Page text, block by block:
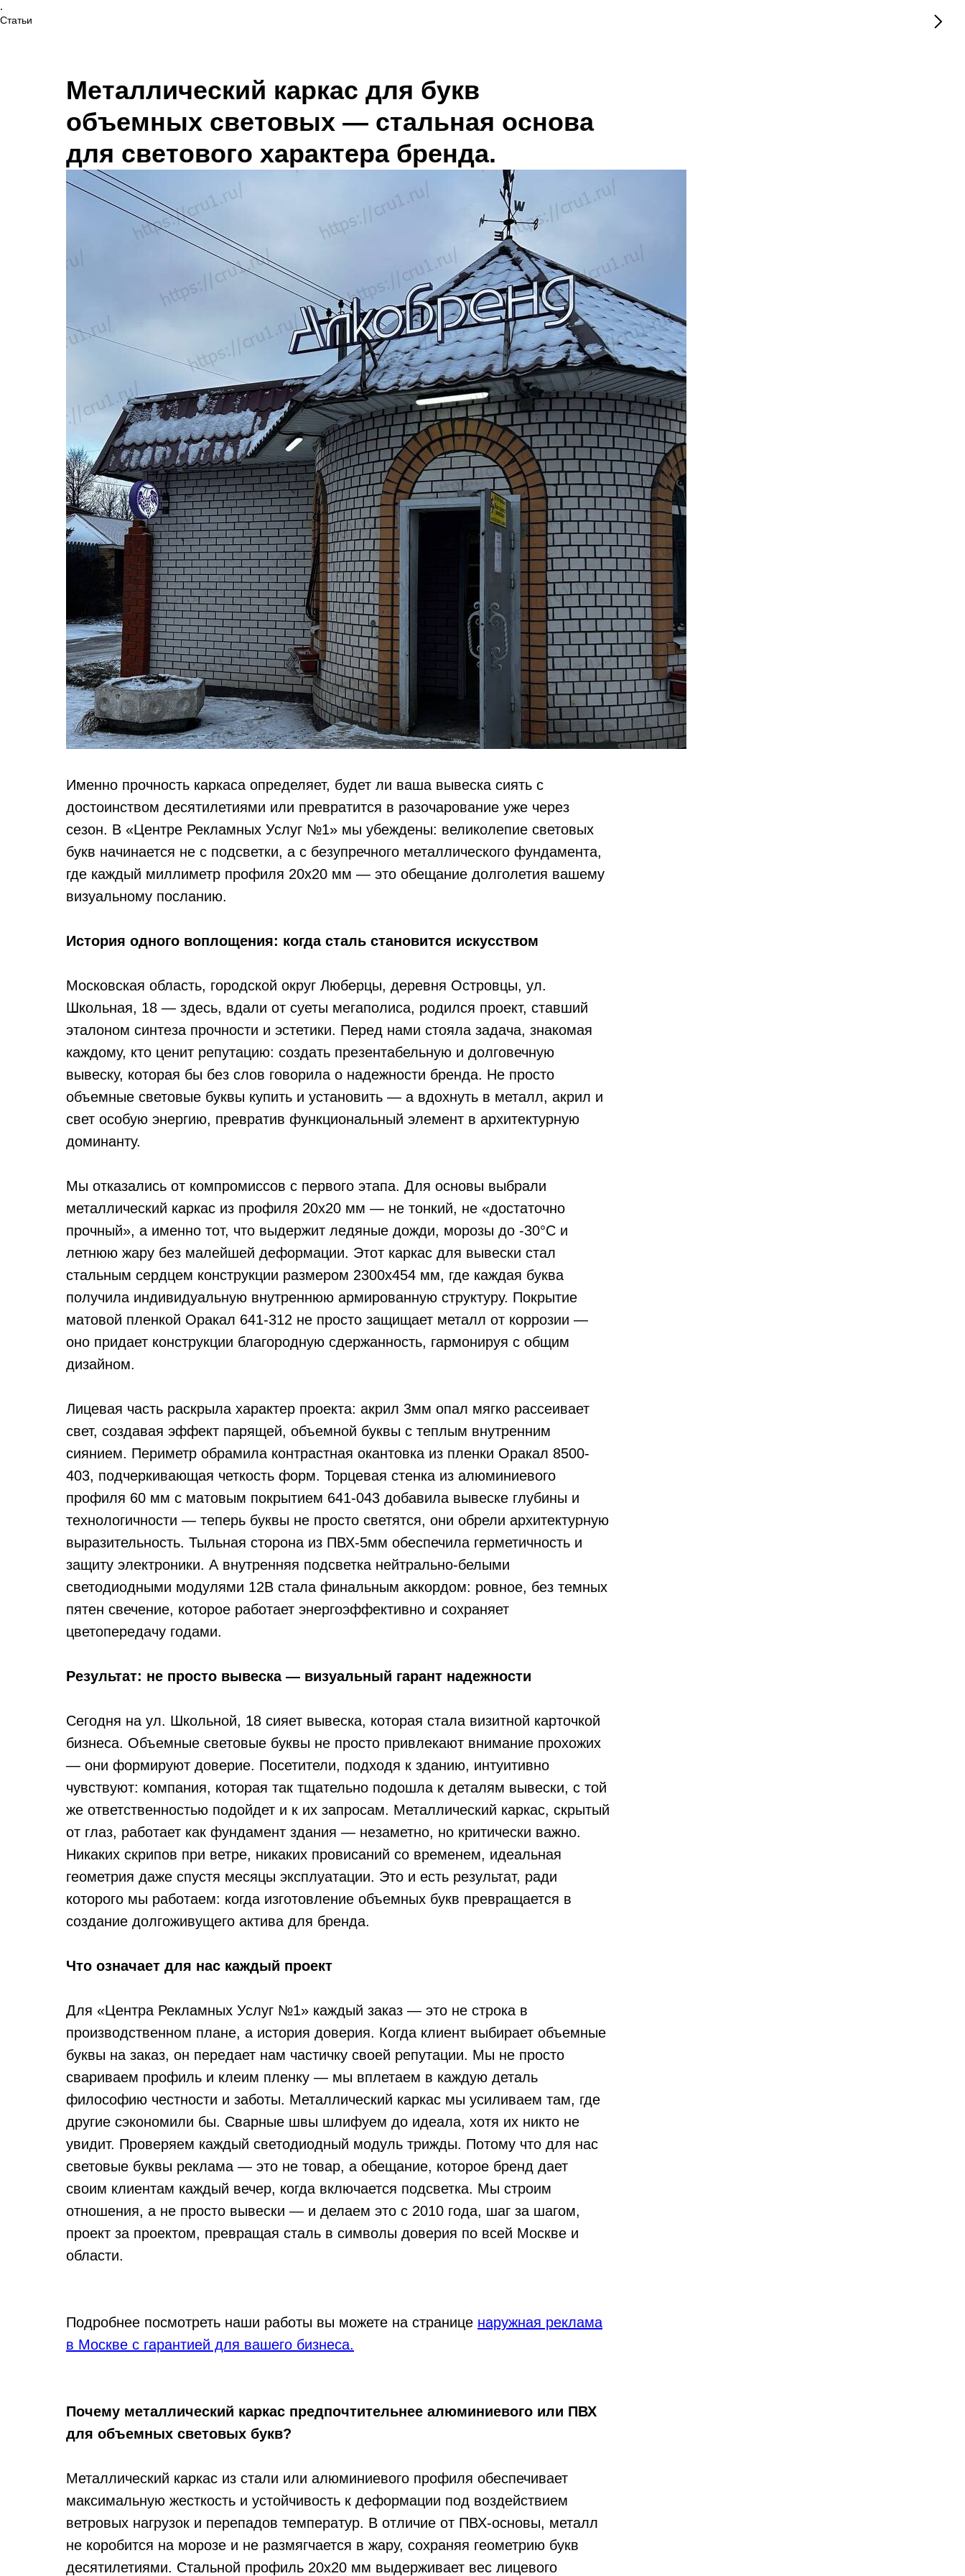
.
Статьи
Металлический каркас для букв
объемных световых — стальная основа
для светового характера бренда.
Именно прочность каркаса определяет, будет ли ваша вывеска сиять с
достоинством десятилетиями или превратится в разочарование уже через
сезон. В «Центре Рекламных Услуг №1» мы убеждены: великолепие световых
букв начинается не с подсветки, а с безупречного металлического фундамента,
где каждый миллиметр профиля 20х20 мм — это обещание долголетия вашему
визуальному посланию.
История одного воплощения: когда сталь становится искусством
Московская область, городской округ Люберцы, деревня Островцы, ул.
Школьная, 18 — здесь, вдали от суеты мегаполиса, родился проект, ставший
эталоном синтеза прочности и эстетики. Перед нами стояла задача, знакомая
каждому, кто ценит репутацию: создать презентабельную и долговечную
вывеску, которая бы без слов говорила о надежности бренда. Не просто
объемные световые буквы купить и установить — а вдохнуть в металл, акрил и
свет особую энергию, превратив функциональный элемент в архитектурную
доминанту.
Мы отказались от компромиссов с первого этапа. Для основы выбрали
металлический каркас из профиля 20х20 мм — не тонкий, не «достаточно
прочный», а именно тот, что выдержит ледяные дожди, морозы до -30°C и
летнюю жару без малейшей деформации. Этот каркас для вывески стал
стальным сердцем конструкции размером 2300х454 мм, где каждая буква
получила индивидуальную внутреннюю армированную структуру. Покрытие
матовой пленкой Оракал 641-312 не просто защищает металл от коррозии —
оно придает конструкции благородную сдержанность, гармонируя с общим
дизайном.
Лицевая часть раскрыла характер проекта: акрил 3мм опал мягко рассеивает
свет, создавая эффект парящей, объемной буквы с теплым внутренним
сиянием. Периметр обрамила контрастная окантовка из пленки Оракал 8500-
403, подчеркивающая четкость форм. Торцевая стенка из алюминиевого
профиля 60 мм с матовым покрытием 641-043 добавила вывеске глубины и
технологичности — теперь буквы не просто светятся, они обрели архитектурную
выразительность. Тыльная сторона из ПВХ-5мм обеспечила герметичность и
защиту электроники. А внутренняя подсветка нейтрально-белыми
светодиодными модулями 12В стала финальным аккордом: ровное, без темных
пятен свечение, которое работает энергоэффективно и сохраняет
цветопередачу годами.
Результат: не просто вывеска — визуальный гарант надежности
Сегодня на ул. Школьной, 18 сияет вывеска, которая стала визитной карточкой
бизнеса. Объемные световые буквы не просто привлекают внимание прохожих
— они формируют доверие. Посетители, подходя к зданию, интуитивно
чувствуют: компания, которая так тщательно подошла к деталям вывески, с той
же ответственностью подойдет и к их запросам. Металлический каркас, скрытый
от глаз, работает как фундамент здания — незаметно, но критически важно.
Никаких скрипов при ветре, никаких провисаний со временем, идеальная
геометрия даже спустя месяцы эксплуатации. Это и есть результат, ради
которого мы работаем: когда изготовление объемных букв превращается в
создание долгоживущего актива для бренда.
Что означает для нас каждый проект
Для «Центра Рекламных Услуг №1» каждый заказ — это не строка в
производственном плане, а история доверия. Когда клиент выбирает объемные
буквы на заказ, он передает нам частичку своей репутации. Мы не просто
свариваем профиль и клеим пленку — мы вплетаем в каждую деталь
философию честности и заботы. Металлический каркас мы усиливаем там, где
другие сэкономили бы. Сварные швы шлифуем до идеала, хотя их никто не
увидит. Проверяем каждый светодиодный модуль трижды. Потому что для нас
световые буквы реклама — это не товар, а обещание, которое бренд дает
своим клиентам каждый вечер, когда включается подсветка. Мы строим
отношения, а не просто вывески — и делаем это с 2010 года, шаг за шагом,
проект за проектом, превращая сталь в символы доверия по всей Москве и
области.
Подробнее посмотреть наши работы вы можете на странице наружная реклама
в Москве с гарантией для вашего бизнеса.
Почему металлический каркас предпочтительнее алюминиевого или ПВХ
для объемных световых букв?
Металлический каркас из стали или алюминиевого профиля обеспечивает
максимальную жесткость и устойчивость к деформации под воздействием
ветровых нагрузок и перепадов температур. В отличие от ПВХ-основы, металл
не коробится на морозе и не размягчается в жару, сохраняя геометрию букв
десятилетиями. Стальной профиль 20х20 мм выдерживает вес лицевого